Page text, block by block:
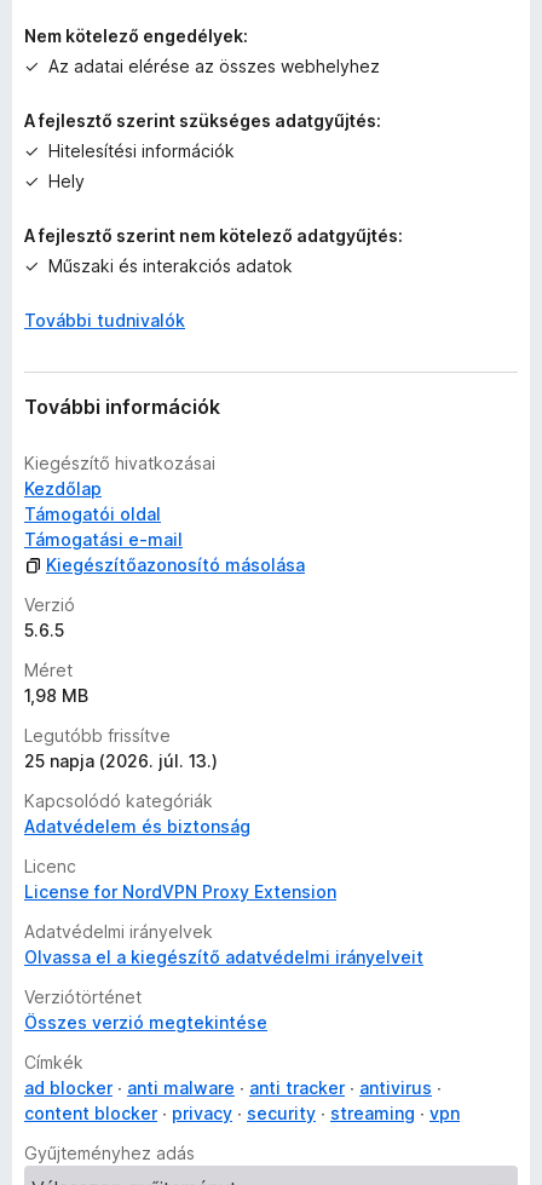
e
l
s
Nem kötelező engedélyek:
Az adatai elérése az összes webhelyhez
A fejlesztő szerint szükséges adatgyűjtés:
Hitelesítési információk
Hely
A fejlesztő szerint nem kötelező adatgyűjtés:
Műszaki és interakciós adatok
További tudnivalók
További információk
Kiegészítő hivatkozásai
Kezdőlap
Támogatói oldal
Támogatási e-mail
Kiegészítőazonosító másolása
Verzió
5.6.5
Méret
1,98 MB
Legutóbb frissítve
25 napja (2026. júl. 13.)
Kapcsolódó kategóriák
Adatvédelem és biztonság
Licenc
License for NordVPN Proxy Extension
Adatvédelmi irányelvek
Olvassa el a kiegészítő adatvédelmi irányelveit
Verziótörténet
Összes verzió megtekintése
Címkék
ad blocker
anti malware anti tracker
antivirus
content blocker
privacy security streaming
vpn
Gyűjteményhez adás